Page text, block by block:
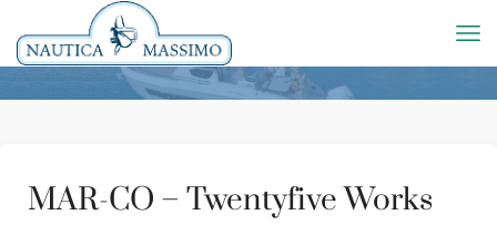
MAR-CO – Twentyfive Works